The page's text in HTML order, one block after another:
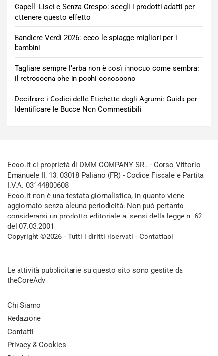
Capelli Lisci e Senza Crespo: scegli i prodotti adatti per
ottenere questo effetto
Bandiere Verdi 2026: ecco le spiagge migliori per i
bambini
Tagliare sempre l’erba non è così innocuo come sembra:
il retroscena che in pochi conoscono
Decifrare i Codici delle Etichette degli Agrumi: Guida per
Identificare le Bucce Non Commestibili
Ecoo.it di proprietà di DMM COMPANY SRL - Corso Vittorio
Emanuele II, 13, 03018 Paliano (FR) - Codice Fiscale e Partita
I.V.A. 03144800608
Ecoo.it non è una testata giornalistica, in quanto viene
aggiornato senza alcuna periodicità. Non può pertanto
considerarsi un prodotto editoriale ai sensi della legge n. 62
del 07.03.2001
Copyright ©2026 - Tutti i diritti riservati - Contattaci
Le attività pubblicitarie su questo sito sono gestite da
theCoreAdv
Chi Siamo
Redazione
Contatti
Privacy & Cookies